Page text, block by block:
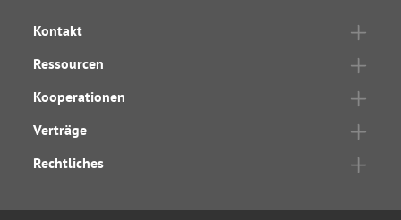
Kontakt
Ressourcen
Kooperationen
Verträge
Rechtliches